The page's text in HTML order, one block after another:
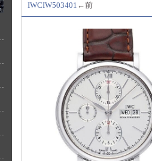
IWCIW503401 ←前